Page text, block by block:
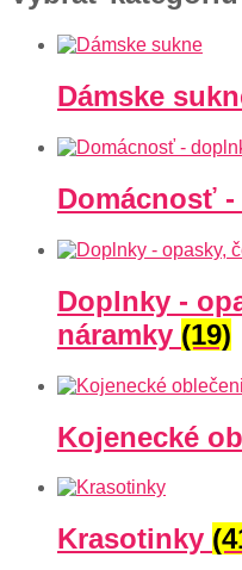
Dámske
Domácnosť
Doplnky -
náramky (19)
Kojenecké
Krasotinky